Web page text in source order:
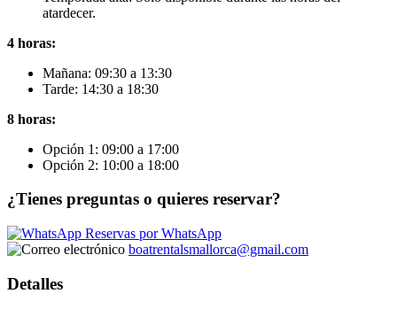
atardecer.
4 horas:
Mañana: 09:30 a 13:30
Tarde: 14:30 a 18:30
8 horas:
Opción 1: 09:00 a 17:00
Opción 2: 10:00 a 18:00
¿Tienes preguntas o quieres reservar?
Reservas por WhatsApp
boatrentalsmallorca@gmail.com
Detalles